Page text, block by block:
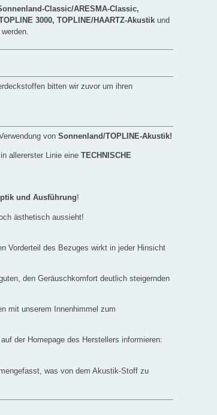
Classic/ARESMA-Classic,
3000, TOPLINE/HAARTZ-Akustikund
bitten wir zuvor um ihren
von Sonnenland/TOPLINE-Akustik!
allererster Linie eine TECHNISCHE
und Ausführung!
ästhetisch aussieht!
Vorderteil des Bezuges wirkt in jeder Hinsicht
den Geräuschkomfort deutlich steigernden
mit unserem Innenhimmel zum
der Homepage des Herstellers informieren:
was von dem Akustik-Stoff zu